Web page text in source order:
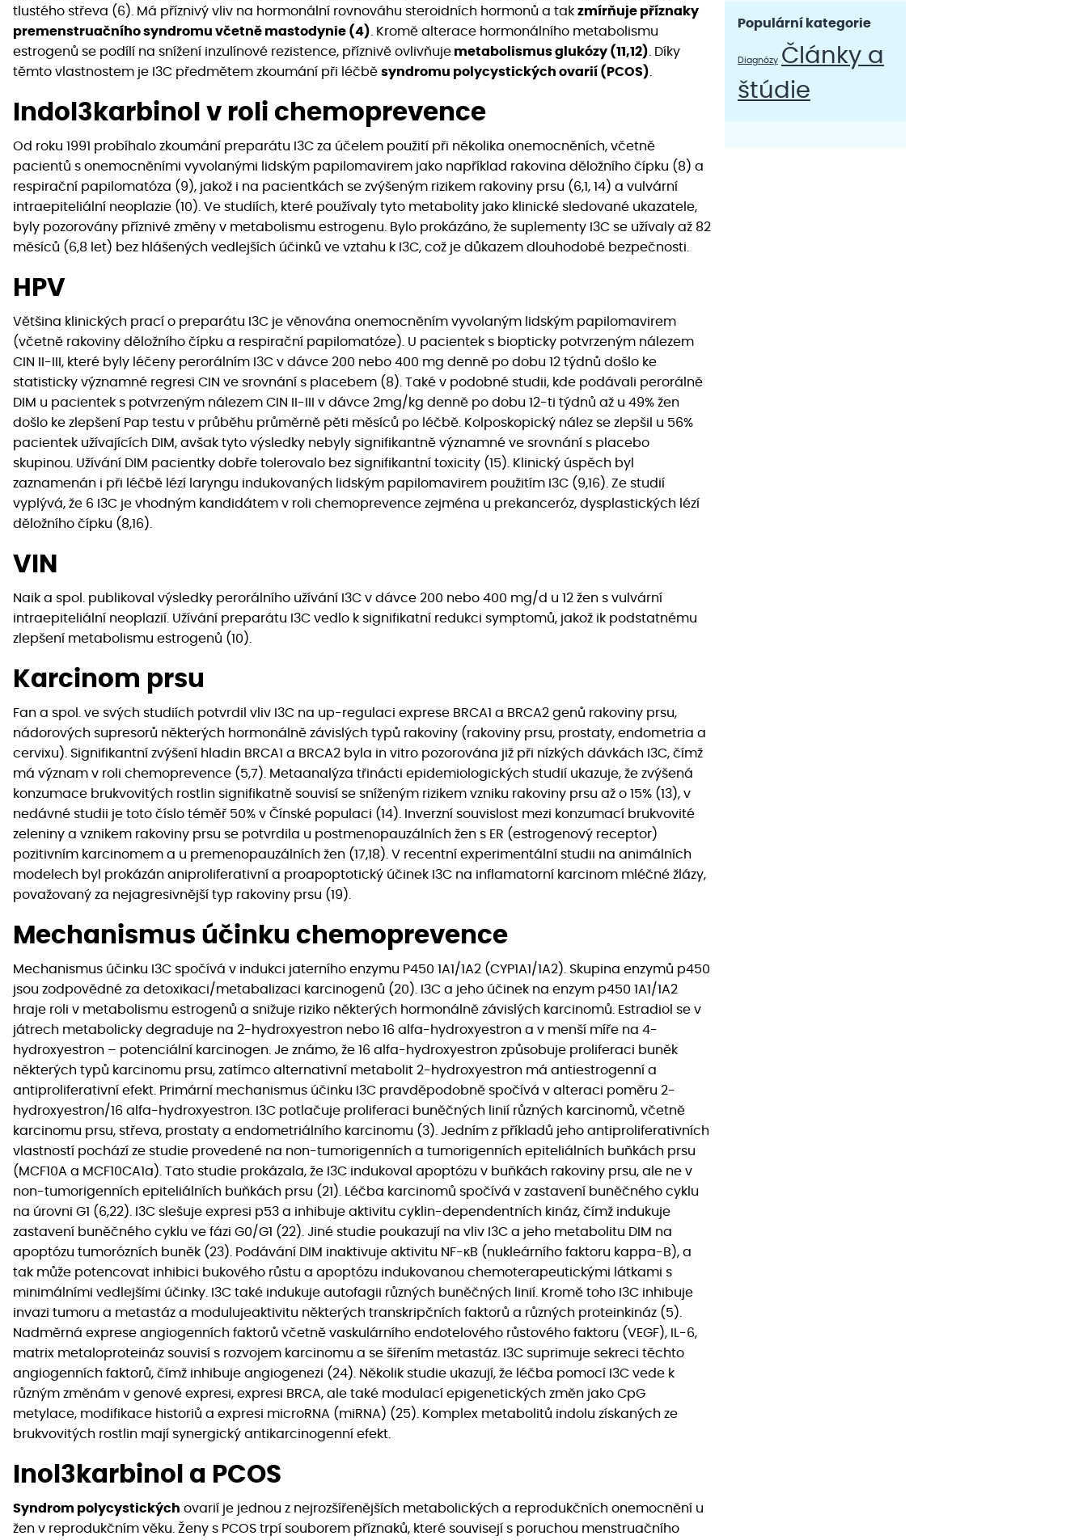
tlustého střeva (6). Má příznivý vliv na hormonální rovnováhu steroidních hormonů a tak zmírňuje příznaky
premenstruačního syndromu včetně mastodynie (4). Kromě alterace hormonálního metabolismu
estrogenů se podílí na snížení inzulínové rezistence, příznivě ovlivňuje metabolismus glukózy (11,12). Díky
těmto vlastnostem je I3C předmětem zkoumání při léčbě syndromu polycystických ovarií (PCOS).
Indol3karbinol v roli chemoprevence
Od roku 1991 probíhalo zkoumání preparátu I3C za účelem použití při několika onemocněních, včetně
pacientů s onemocněními vyvolanými lidským papilomavirem jako například rakovina děložního čípku (8) a
respirační papilomatóza (9), jakož i na pacientkách se zvýšeným rizikem rakoviny prsu (6,1, 14) a vulvární
intraepiteliální neoplazie (10). Ve studiích, které používaly tyto metabolity jako klinické sledované ukazatele,
byly pozorovány příznivé změny v metabolismu estrogenu. Bylo prokázáno, že suplementy I3C se užívaly až 82
měsíců (6,8 let) bez hlášených vedlejších účinků ve vztahu k I3C, což je důkazem dlouhodobé bezpečnosti.
HPV
Většina klinických prací o preparátu I3C je věnována onemocněním vyvolaným lidským papilomavirem
(včetně rakoviny děložního čípku a respirační papilomatóze). U pacientek s biopticky potvrzeným nálezem
CIN II-III, které byly léčeny perorálním I3C v dávce 200 nebo 400 mg denně po dobu 12 týdnů došlo ke
statisticky významné regresi CIN ve srovnání s placebem (8). Také v podobné studii, kde podávali perorálně
DIM u pacientek s potvrzeným nálezem CIN II-III v dávce 2mg/kg denně po dobu 12-ti týdnů až u 49% žen
došlo ke zlepšení Pap testu v průběhu průměrně pěti měsíců po léčbě. Kolposkopický nález se zlepšil u 56%
pacientek užívajících DIM, avšak tyto výsledky nebyly signifikantně významné ve srovnání s placebo
skupinou. Užívání DIM pacientky dobře tolerovalo bez signifikantní toxicity (15). Klinický úspěch byl
zaznamenán i při léčbě lézí laryngu indukovaných lidským papilomavirem použitím I3C (9,16). Ze studií
vyplývá, že 6 I3C je vhodným kandidátem v roli chemoprevence zejména u prekanceróz, dysplastických lézí
děložního čípku (8,16).
VIN
Naik a spol. publikoval výsledky perorálního užívání I3C v dávce 200 nebo 400 mg/d u 12 žen s vulvární
intraepiteliální neoplazií. Užívání preparátu I3C vedlo k signifikatní redukci symptomů, jakož ik podstatnému
zlepšení metabolismu estrogenů (10).
Karcinom prsu
Fan a spol. ve svých studiích potvrdil vliv I3C na up-regulaci exprese BRCA1 a BRCA2 genů rakoviny prsu,
nádorových supresorů některých hormonálně závislých typů rakoviny (rakoviny prsu, prostaty, endometria a
cervixu). Signifikantní zvýšení hladin BRCA1 a BRCA2 byla in vitro pozorována již při nízkých dávkách I3C, čímž
má význam v roli chemoprevence (5,7). Metaanalýza třinácti epidemiologických studií ukazuje, že zvýšená
konzumace brukvovitých rostlin signifikatně souvisí se sníženým rizikem vzniku rakoviny prsu až o 15% (13), v
nedávné studii je toto číslo téměř 50% v Čínské populaci (14). Inverzní souvislost mezi konzumací brukvovité
zeleniny a vznikem rakoviny prsu se potvrdila u postmenopauzálních žen s ER (estrogenový receptor)
pozitivním karcinomem a u premenopauzálních žen (17,18). V recentní experimentální studii na animálních
modelech byl prokázán aniproliferativní a proapoptotický účinek I3C na inflamatorní karcinom mléčné žlázy,
považovaný za nejagresivnější typ rakoviny prsu (19).
Mechanismus účinku chemoprevence
Mechanismus účinku I3C spočívá v indukci jaterního enzymu P450 1A1/1A2 (CYP1A1/1A2). Skupina enzymů p450
jsou zodpovědné za detoxikaci/metabalizaci karcinogenů (20). I3C a jeho účinek na enzym p450 1A1/1A2
hraje roli v metabolismu estrogenů a snižuje riziko některých hormonálně závislých karcinomů. Estradiol se v
játrech metabolicky degraduje na 2-hydroxyestron nebo 16 alfa-hydroxyestron a v menší míře na 4-
hydroxyestron – potenciální karcinogen. Je známo, že 16 alfa-hydroxyestron způsobuje proliferaci buněk
některých typů karcinomu prsu, zatímco alternativní metabolit 2-hydroxyestron má antiestrogenní a
antiproliferativní efekt. Primární mechanismus účinku I3C pravděpodobně spočívá v alteraci poměru 2-
hydroxyestron/16 alfa-hydroxyestron. I3C potlačuje proliferaci buněčných linií různých karcinomů, včetně
karcinomu prsu, střeva, prostaty a endometriálního karcinomu (3). Jedním z příkladů jeho antiproliferativních
vlastností pochází ze studie provedené na non-tumorigenních a tumorigenních epiteliálních buňkách prsu
(MCF10A a MCF10CA1a). Tato studie prokázala, že I3C indukoval apoptózu v buňkách rakoviny prsu, ale ne v
non-tumorigenních epiteliálních buňkách prsu (21). Léčba karcinomů spočívá v zastavení buněčného cyklu
na úrovni G1 (6,22). I3C slešuje expresi p53 a inhibuje aktivitu cyklin-dependentních kináz, čímž indukuje
zastavení buněčného cyklu ve fázi G0/G1 (22). Jiné studie poukazují na vliv I3C a jeho metabolitu DIM na
apoptózu tumorózních buněk (23). Podávání DIM inaktivuje aktivitu NF-κB (nukleárního faktoru kappa-B), a
tak může potencovat inhibici bukového růstu a apoptózu indukovanou chemoterapeutickými látkami s
minimálními vedlejšími účinky. I3C také indukuje autofagii různých buněčných linií. Kromě toho I3C inhibuje
invazi tumoru a metastáz a modulujeaktivitu některých transkripčních faktorů a různých proteinkináz (5).
Nadměrná exprese angiogenních faktorů včetně vaskulárního endotelového růstového faktoru (VEGF), IL-6,
matrix metaloproteináz souvisí s rozvojem karcinomu a se šířením metastáz. I3C suprimuje sekreci těchto
angiogenních faktorů, čímž inhibuje angiogenezi (24). Několik studie ukazují, že léčba pomocí I3C vede k
různým změnám v genové expresi, expresi BRCA, ale také modulací epigenetických změn jako CpG
metylace, modifikace historiů a expresi microRNA (miRNA) (25). Komplex metabolitů indolu získaných ze
brukvovitých rostlin mají synergický antikarcinogenní efekt.
Inol3karbinol a PCOS
Syndrom polycystických ovarií je jednou z nejrozšířenějších metabolických a reprodukčních onemocnění u
žen v reprodukčním věku. Ženy s PCOS trpí souborem příznaků, které souvisejí s poruchou menstruačního
Populární kategorie
Diagnózy Články a
štúdie